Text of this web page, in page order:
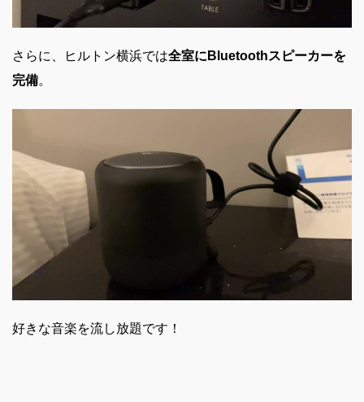
さらに、ヒルトン横浜では全室にBluetoothスピーカーを
完備。
好きな音楽を流し放題です！